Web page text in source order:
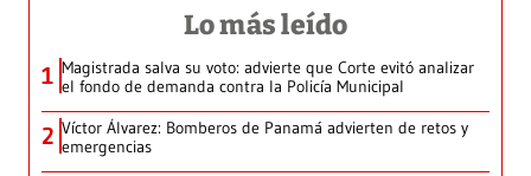
Lo más leído
1 Magistrada salva su voto: advierte que Corte evitó analizar
el fondo de demanda contra la Policía Municipal
2 Víctor Álvarez: Bomberos de Panamá advierten de retos y
emergencias